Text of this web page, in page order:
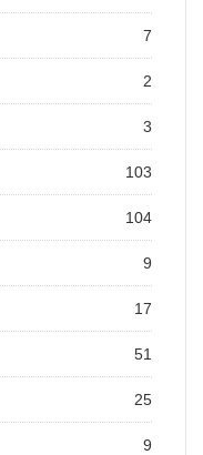
7
2
3
103
104
9
17
51
25
9